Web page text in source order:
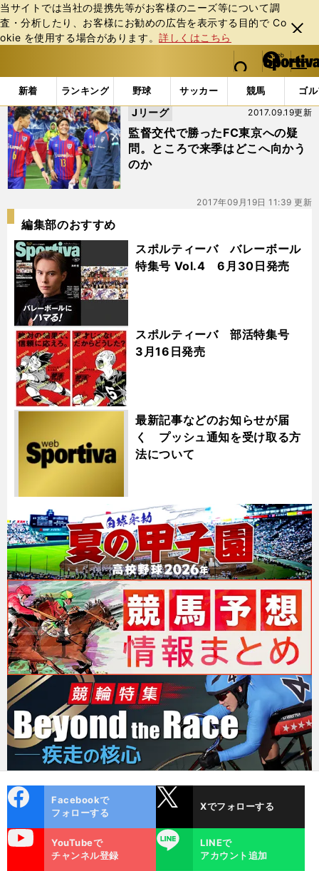
当サイトでは当社の提携先等がお客様のニーズ等について調
査・分析したり、お客様にお勧めの広告を表⽰する⽬的で Co
okie を使⽤する場合があります。詳しくはこちら
閉じ
る
web Sportiva (webスポルティーバ)
検索
マイペ
ー
ジ
メニュ
新着 ランキング 野球 サッカー 競馬 ゴ
b
ス
ポ
ル
テ
ィ
ー
バ
「#安間貴義」の最新ニュース・ 情報
監督交代で勝ったFC東京への疑
問。ところで来季はどこへ向かう
のか
2017.09.19更新
Jリーグ
2017年09月19日 11:39 更新
編集部のおすすめ
スポルティーバ バレーボール
特集号 Vol.4 6月30日発売
スポルティーバ 部活特集号
3月16日発売
最新記事などのお知らせが届
く プッシュ通知を受け取る方
法について
ok
Facebookで
フォローする
Xでフォローする
YouTubeで
チャンネル登録
LINE
LINEで
アカウント追加